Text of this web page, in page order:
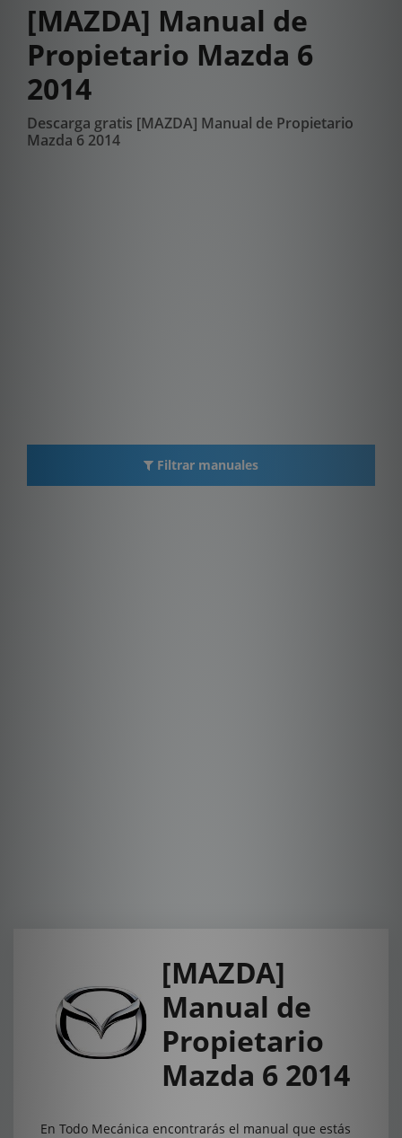
[MAZDA] Manual de
Propietario Mazda 6
2014
Descarga gratis [MAZDA] Manual de Propietario
Mazda 6 2014
Filtrar manuales
[MAZDA]
Manual de
Propietario
Mazda 6 2014
En Todo Mecánica encontrarás el manual que estás